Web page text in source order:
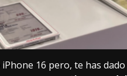
iPhone 16 pero, te has